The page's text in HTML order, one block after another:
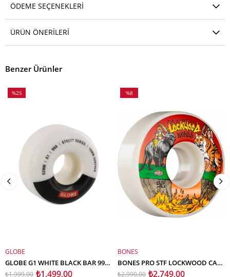
ÖDEME SEÇENEKLERI
ÜRÜN ÖNERILERI
Benzer Ürünler
SEPETE EKLE
%25
GLOBE
GLOBE G1 WHITE BLACK BAR 99A 52MM KAYKAY TEKERLEK SETİ
₺1.499,00
₺1.999,00
SEPETE EKLE
%8
BONES
BONES PRO STF LOCKWOOD CAT FIGHT KAYKAY TEKERLEK SETİ 52MM V3 SLIMS 103A
₺2.749,00
₺2.990,00